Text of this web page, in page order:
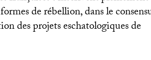
de rébellion, dans le
des projets eschatologiques de